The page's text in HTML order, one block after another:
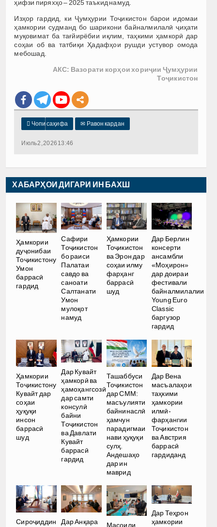
ҳифзи пиряхҳо – 2025 таъкид намуд.
Изҳор гардид, ки Ҷумҳурии Тоҷикистон барои идомаи
ҳамкории судманд бо шарикони байналмилалӣ ҷиҳати
муқовимат ба тағйирёбии иқлим, таҳкими ҳамкорӣ дар
соҳаи об ва татбиқи Ҳадафҳои рушди устувор омода
мебошад.
АКС: Вазорати корҳои хориҷии Ҷумҳурии
Тоҷикистон
 Чопи саҳифа ✉ Равон кардан
Июль 2, 2026 13:46
ХАБАРҲОИ ДИГАРИ ИН БАХШ
Ҳамкории
дуҷонибаи
Тоҷикистону
Умон
баррасӣ
гардид
Сафири
Тоҷикистон
бо раиси
Палатаи
савдо ва
саноати
Салтанати
Умон
мулоқот
намуд
Ҳамкории
Тоҷикистон
ва Эрон дар
соҳаи илму
фарҳанг
баррасӣ
шуд
Дар Берлин
консерти
ансамбли
«Моҳирон»
дар доираи
фестивали
байналмилалии
Young Euro
Classic
баргузор
гардид
Ҳамкории
Тоҷикистону
Кувайт дар
соҳаи
ҳуқуқи
инсон
баррасӣ
шуд
Дар Кувайт
ҳамкорӣ ва
ҳамоҳангсозӣ
дар самти
консулӣ
байни
Тоҷикистон
ва Давлати
Кувайт
баррасӣ
гардид
Ташаббуси
Тоҷикистон
дар СММ:
масъулияти
байнинаслӣ
ҳамчун
парадигмаи
нави ҳуқуқи
сулҳ.
Андешаҳо
дар ин
маврид
Дар Вена
масъалаҳои
таҳкими
ҳамкории
илмӣ-
фарҳангии
Тоҷикистон
ва Австрия
баррасӣ
гардиданд
Сироҷиддин
Дар Анқара
Масоили
Дар Теҳрон
ҳамкории